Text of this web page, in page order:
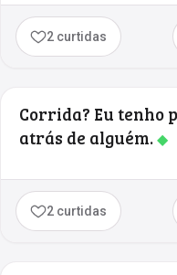
2 curtidas
Corrida? Eu tenho
atrás de alguém.◆
2 curtidas